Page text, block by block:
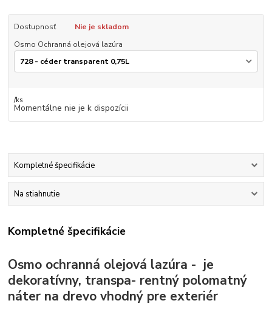
Dostupnosť
Nie je skladom
Osmo Ochranná olejová lazúra
/ks
Momentálne nie je k dispozícii
Kompletné špecifikácie
Na stiahnutie
Kompletné špecifikácie
Osmo ochranná olejová lazúra - je
dekoratívny, transpa- rentný polomatný
náter na drevo vhodný pre exteriér